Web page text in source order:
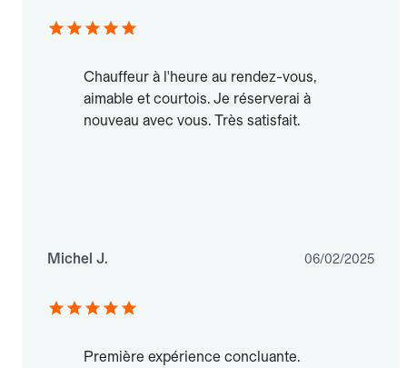
Chauffeur à l'heure au rendez-vous,
aimable et courtois. Je réserverai à
nouveau avec vous. Très satisfait.
Michel J. 06/02/2025
Première expérience concluante.